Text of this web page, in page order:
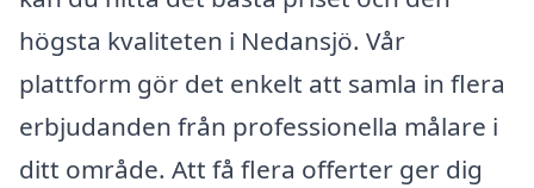
högsta kvaliteten i Nedansjö. Vår
plattform gör det enkelt att samla in flera
erbjudanden från professionella målare i
ditt område. Att få flera offerter ger dig